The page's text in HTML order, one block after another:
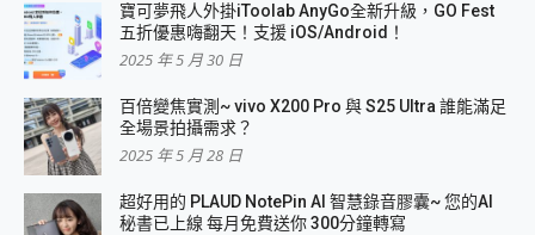
寶可夢飛人外掛iToolab AnyGo全新升級，GO Fest
五折優惠嗨翻天！支援 iOS/Android！
2025 年 5 月 30 日
百倍變焦實測~ vivo X200 Pro 與 S25 Ultra 誰能滿足
全場景拍攝需求？
2025 年 5 月 28 日
超好用的 PLAUD NotePin AI 智慧錄音膠囊~ 您的AI
秘書已上線 每月免費送你 300分鐘轉寫